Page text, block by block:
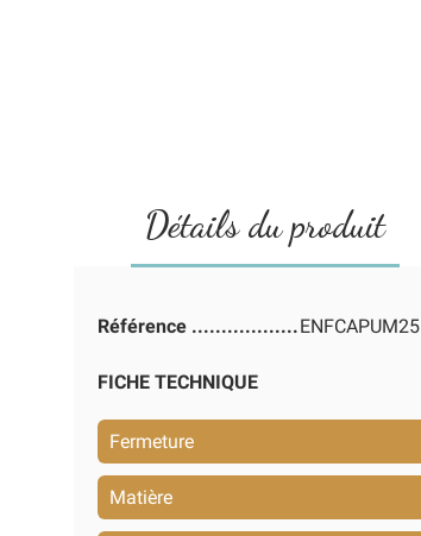
Détails du produit
Référence ENFCAPUM25
FICHE TECHNIQUE
Fermeture
Matière